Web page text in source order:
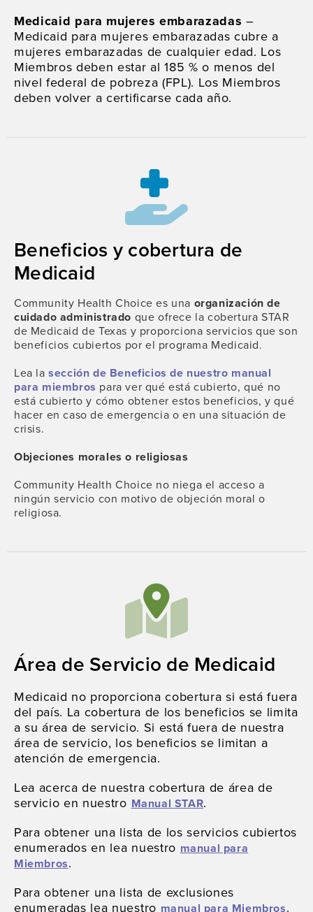
Medicaid para mujeres embarazadas –
Medicaid para mujeres embarazadas cubre a
mujeres embarazadas de cualquier edad. Los
Miembros deben estar al 185 % o menos del
nivel federal de pobreza (FPL). Los Miembros
deben volver a certificarse cada año.
Beneficios y cobertura de
Medicaid
Community Health Choice es una organización de
cuidado administrado que ofrece la cobertura STAR
de Medicaid de Texas y proporciona servicios que son
beneficios cubiertos por el programa Medicaid.
Lea lasección de Beneficios de nuestro manual
para miembros para ver qué está cubierto, qué no
está cubierto y cómo obtener estos beneficios, y qué
hacer en caso de emergencia o en una situación de
crisis.
Objeciones morales o religiosas
Community Health Choice no niega el acceso a
ningún servicio con motivo de objeción moral o
religiosa.
Área de Servicio de Medicaid
Medicaid no proporciona cobertura si está fuera
del país. La cobertura de los beneficios se limita
a su área de servicio. Si está fuera de nuestra
área de servicio, los beneficios se limitan a
atención de emergencia.
Lea acerca de nuestra cobertura de área de
servicio en nuestro Manual STAR.
Para obtener una lista de los servicios cubiertos
enumerados en lea nuestro manual para
Miembros.
Para obtener una lista de exclusiones
enumeradas lea nuestro manual para Miembros.